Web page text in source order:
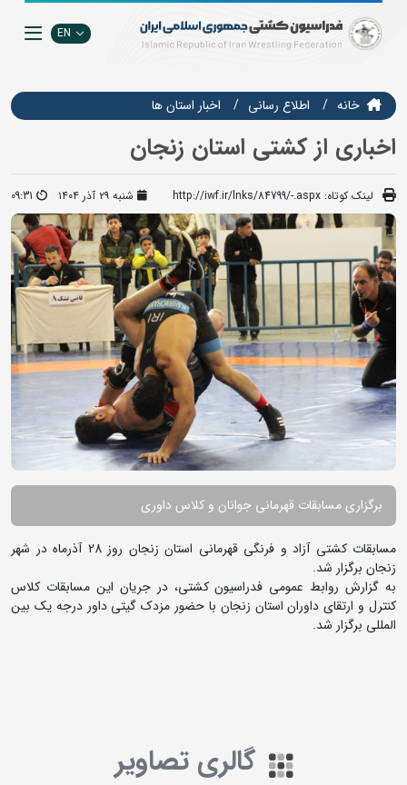
EN
خانه اطلاع رسانی اخبار استان ها
اخباری از کشتی استان زنجان
لینک کوتاه: http://iwf.ir/lnks/84799/-.aspx شنبه ۲۹ آذر ۱۴۰۴ 09:31
برگزاری مسابقات قهرمانی جوانان و کلاس داوری
مسابقات کشتی آزاد و فرنگی قهرمانی استان زنجان روز 28 آذرماه در شهر
زنجان برگزار شد.
به گزارش روابط عمومی فدراسیون کشتی، در جریان این مسابقات کلاس
کنترل و ارتقای داوران استان زنجان با حضور مزدک گیتی داور درجه یک بین
المللی برگزار شد.
گالری تصاویر